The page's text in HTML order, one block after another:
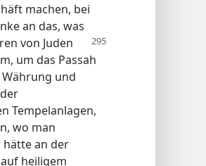
machen, bei
an das, was
von Juden
um das Passah
und
Tempelanlagen,
wo man
hätte an der
heiligem